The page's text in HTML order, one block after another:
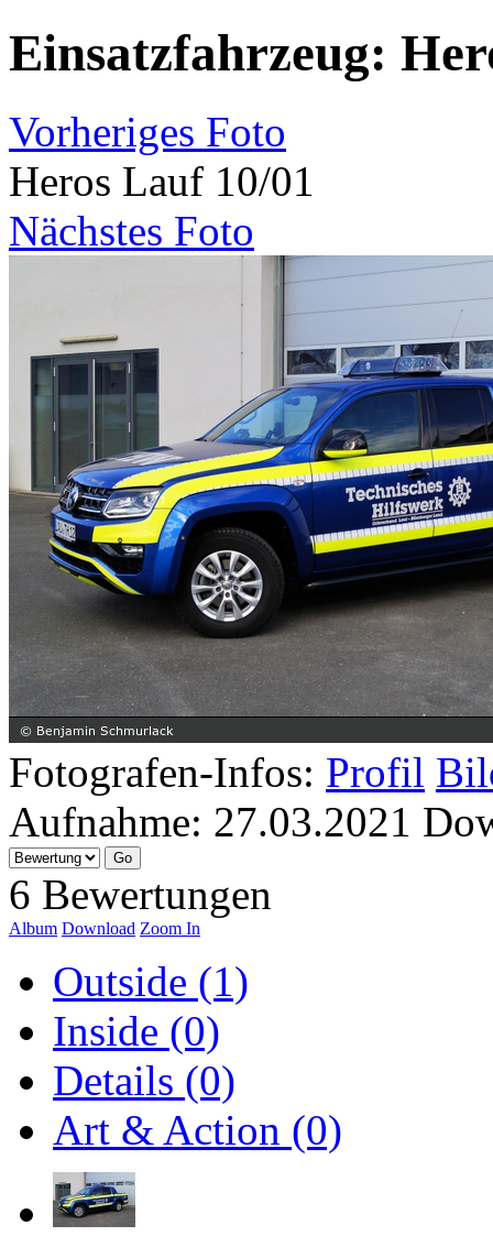
Einsatzfahrzeug:
Vorheriges Foto
Heros Lauf 10/01
Nächstes Foto
Fotografen-Infos: Profil
Aufnahme: 27.03.2021
6 Bewertungen
Album Download Zoom In
Outside (1)
Inside (0)
Details (0)
Art & Action (0)